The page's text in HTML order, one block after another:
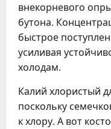
внекорневого
бутона.
быстрое
усиливая
холодам.
Калий хлористый
поскольку
к хлору. А вот